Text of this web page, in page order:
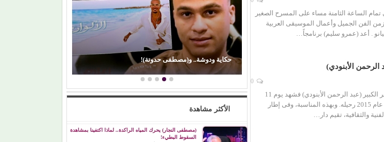
الساعة الثامنة مساء على المسرح الصغير
الفن الجميل وأعمال الموسيقى العربية
. أعد (عمرو سليم) برنامجاً…
الرحمن الأبنودي)
يعتبر شهر إبريل هو شهر ميلاد ورحيل الشاعر الكبير (عبد الرحمن الأبنودي) فشهد يوم 11
إبريل عام 1938 ميلاده، وشهد يوم 21 إبريل عام 2015 رحيله. وبهذه المناسبة، وفى إطار
والثقافية، تقيم دار…
حكاية ودوشة.. و(مصطفى حدوتة)!
الأكثر مشاهدة
(مصطفى النجار) يحرك المياه الراكدة.. لماذا اكتفينا بمشاهدة
السقوط البطيء!